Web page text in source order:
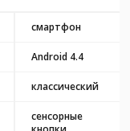
смартфон
Android 4.4
классический
сенсорные